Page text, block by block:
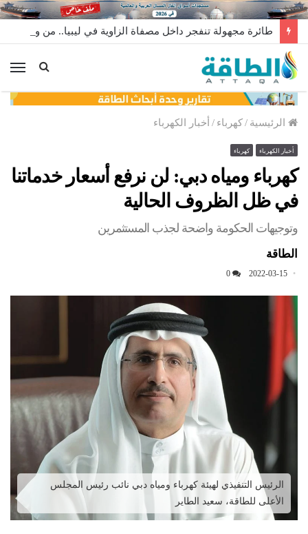
الرئيسية /كهرباء / أخبار الكهرباء
أخبار الكهرباء كهرباء
كهرباء ومياه دبي: لن نرفع أسعار خدماتنا
في ظل الظروف الحالية
وتوجيهات الحكومة واضحة لجذب المستثمرين
الطاقة
2022-03-15
0
الرئيس التنفيذي لهيئة كهرباء ومياه دبي نائب رئيس المجلس
الأعلى للطاقة، سعيد الطاير